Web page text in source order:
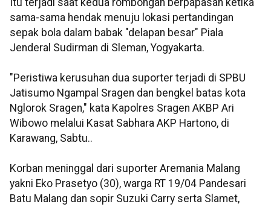
Itu terjadi saat kedua rombongan berpapasan ketika
sama-sama hendak menuju lokasi pertandingan
sepak bola dalam babak "delapan besar" Piala
Jenderal Sudirman di Sleman, Yogyakarta.
"Peristiwa kerusuhan dua suporter terjadi di SPBU
Jatisumo Ngampal Sragen dan bengkel batas kota
Nglorok Sragen," kata Kapolres Sragen AKBP Ari
Wibowo melalui Kasat Sabhara AKP Hartono, di
Karawang, Sabtu..
Korban meninggal dari suporter Aremania Malang
yakni Eko Prasetyo (30), warga RT 19/04 Pandesari
Batu Malang dan sopir Suzuki Carry serta Slamet,